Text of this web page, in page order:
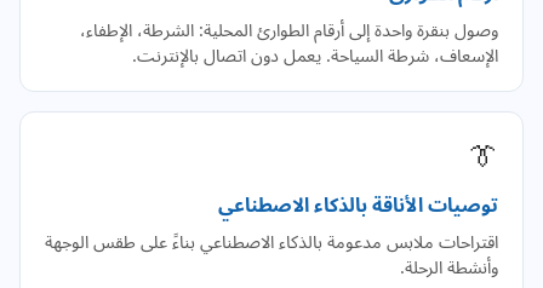
وصول بنقرة واحدة إلى أرقام الطوارئ المحلية: الشرطة، الإطفاء،
الإسعاف، شرطة السياحة. يعمل دون اتصال بالإنترنت.
👔
توصيات الأناقة بالذكاء الاصطناعي
اقتراحات ملابس مدعومة بالذكاء الاصطناعي بناءً على طقس الوجهة
وأنشطة الرحلة.